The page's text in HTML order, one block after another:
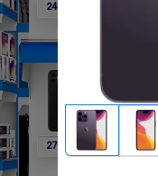
248 400
270 000 270 000F